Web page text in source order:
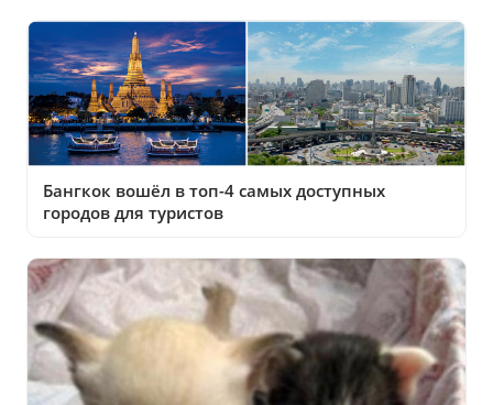
Бангкок вошёл в топ-4 самых доступных
городов для туристов